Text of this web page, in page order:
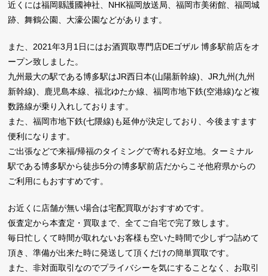
近くには福岡縣護國神社、NHK福岡放送局、福岡市美術館、福岡城
跡、舞鶴公園、大濠公園などがあります。
また、2021年3月1日にはお酒買取専門店DEゴザル 博多駅前店をオ
ープン致しました。
九州最大の駅である博多駅はJR西日本(山陽新幹線)、JR九州(九州
新幹線)、鹿児島本線、福北ゆたか線、福岡市地下鉄(空港線)など複
数路線が乗り入れしております。
また、福岡市地下鉄(七隈線)も延伸が決定しており、今後ますます
便利になります。
ご出張などで来福/帰福のタイミングで寄れる好立地。ターミナル
駅である博多駅から徒歩5分の博多駅前店だからこそ他府県からの
ご利用にもおすすめです。
お近くに店舗が無い場合は宅配買取がおすすめです。
仮査定から本査定・買取まで、全てご自宅で完了致します。
毎日忙しくて時間が取れないお客様も空いた時間で少しずつ詰めて
頂き、準備が出来た時に発送して頂くだけの簡単買取です。
また、非対面取引なのでプライバシーを気にすることなく、お取引